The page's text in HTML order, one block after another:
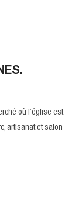
où l’église est
artisanat et salon